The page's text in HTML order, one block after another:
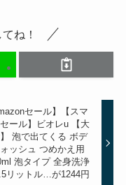
ね！
セール】【スマ
ール】ビオレu 【大
泡で出てくる ボデ
ッシュ つめかえ用
泡タイプ 全身洗浄
リットル…が1244円